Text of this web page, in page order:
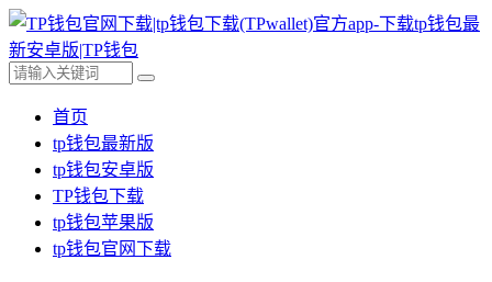
首页
tp钱包最新版
tp钱包安卓版
TP钱包下载
tp钱包苹果版
tp钱包官网下载